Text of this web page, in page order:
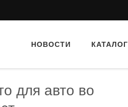
НОВОСТИ КАТАЛОГ
для авто во